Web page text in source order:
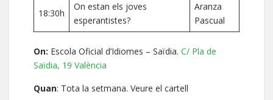
18:30h
On estan els joves
esperantistes?
Aranza
Pascual
On: Escola Oficial d’Idiomes – Saïdia. C/ Pla de
Saïdia, 19 València
Quan: Tota la setmana. Veure el cartell